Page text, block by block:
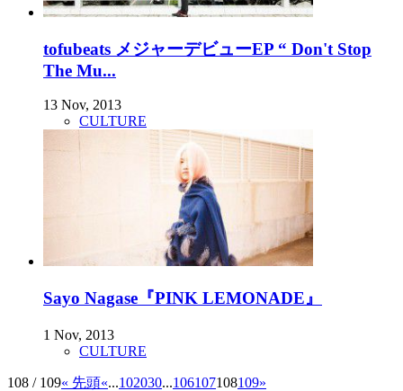
tofubeats メジャーデビューEP “ Don't Stop
The Mu...
13 Nov, 2013
CULTURE
Sayo Nagase『PINK LEMONADE』
1 Nov, 2013
CULTURE
108 / 109« 先頭«...102030...106107108109»